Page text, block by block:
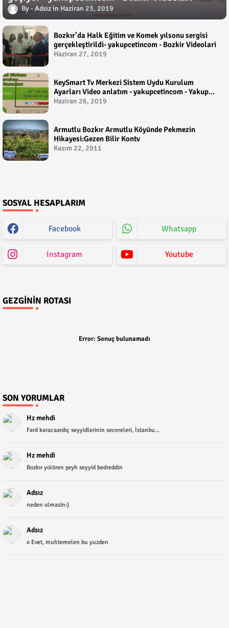
Adsız Haziran 23, 2019
Bozkır’da Halk Eğitim ve Komek yılsonu sergisi
gerçekleştirildi- yakupcetincom - Bozkir Videolari
Haziran 27, 2019
KeySmart Tv Merkezi Sistem Uydu Kurulum
Ayarları Video anlatım - yakupcetincom - Yakup
Çetin
Haziran 26, 2019
Armutlu Bozkır Armutlu Köyünde Pekmezin
Hikayesi:Gezen Bilir Kontv
Kasım 22, 2011
SOSYAL HESAPLARIM
Facebook Whatsapp
Instagram Youtube
GEZGININ ROTASI
Error: Sonuç bulunamadı
SON YORUMLAR
Hz mehdi
Fard karacaardıç seyyidlerinin secereleri, İstanbu...
Hz mehdi
Bozkır yolören şeyh seyyid bedreddin
Adsız
neden olmasin:)
Adsız
o Evet, muhtemelen bu yuzden